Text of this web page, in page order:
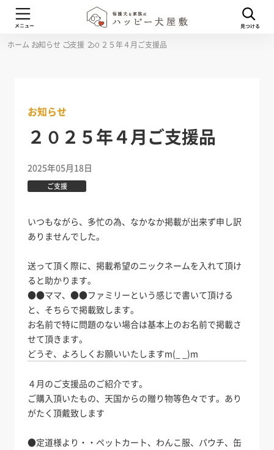
ホーム お知らせ ご支援 ２０２５年４月ご支援品
お知らせ
２０２５年４月ご支援品
2025年05月18日
ご支援
いつもながら、多忙の為、なかなか掲載が出来ず申し訳
ありませんでした。
送って頂く際に、掲載希望のニックネームを入れて頂け
ると助かります。
●●ママ、●●ファミリーという感じで書いて頂ける
と、そちらで掲載致します。
お名前で特に問題のない場合は基本上のお名前で掲載さ
せて頂きます。
どうぞ、よろしくお願いいたしますm(_ _)m
４月のご支援品のご紹介です。
ご購入頂いたもの、天国からの贈り物等色々です。あり
がたく頂戴致します
●定道様より・・ペットカート、わんこ服、パウチ、缶